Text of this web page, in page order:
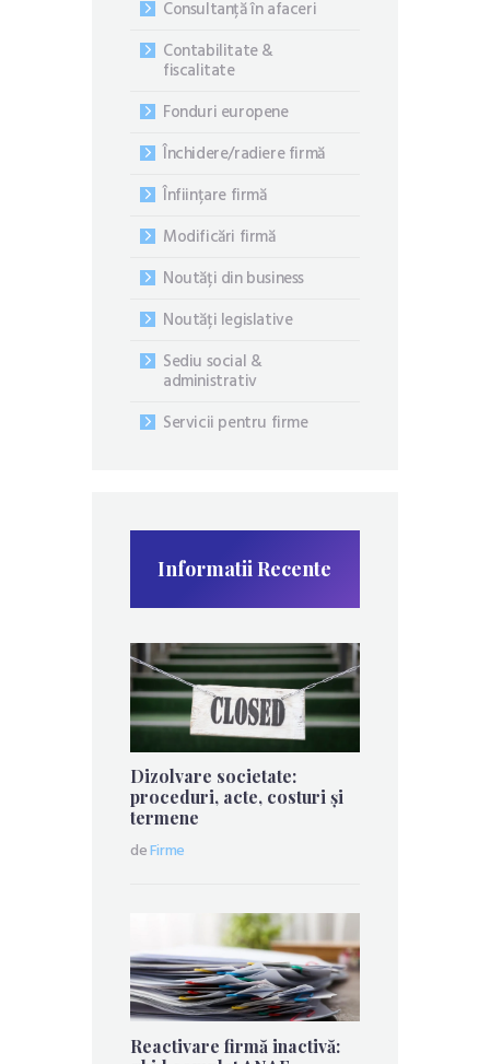
Consultanță în afaceri
Contabilitate &
fiscalitate
Fonduri europene
Închidere/radiere firmă
Înființare firmă
Modificări firmă
Noutăți din business
Noutăți legislative
Sediu social &
administrativ
Servicii pentru firme
Informatii Recente
Dizolvare societate:
proceduri, acte, costuri și
termene
deFirme
Reactivare firmă inactivă: